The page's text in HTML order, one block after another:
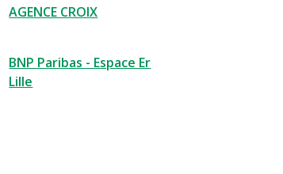
AGENCE CROIX
BNP Paribas - Espace Er
Lille